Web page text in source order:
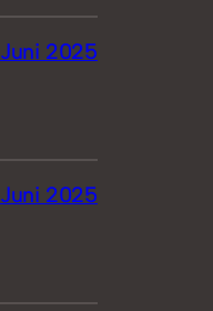
Juni 2025
Juni 2025